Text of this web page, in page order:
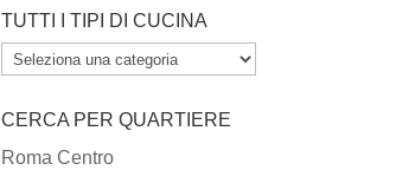
TUTTI I TIPI DI CUCINA
TUTTI
TIPI
DI
CERCA PER QUARTIERE
Roma Centro